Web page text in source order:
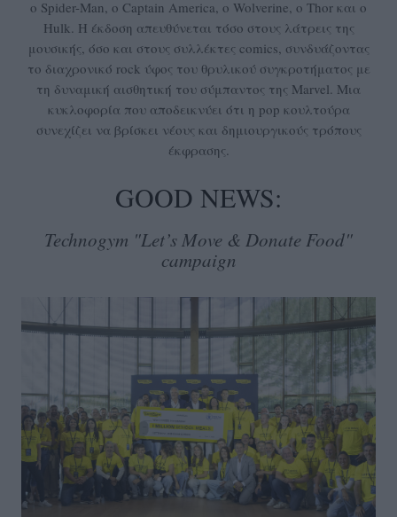
ο Spider-Man, ο Captain America, ο Wolverine, ο Thor και ο
Hulk. Η έκδοση απευθύνεται τόσο στους λάτρεις της
μουσικής, όσο και στους συλλέκτες comics, συνδυάζοντας
το διαχρονικό rock ύφος του θρυλικού συγκροτήματος με
τη δυναμική αισθητική του σύμπαντος της Marvel. Μια
κυκλοφορία που αποδεικνύει ότι η pop κουλτούρα
συνεχίζει να βρίσκει νέους και δημιουργικούς τρόπους
έκφρασης.
GOOD NEWS:
Technogym "Let’s Move & Donate Food"
campaign